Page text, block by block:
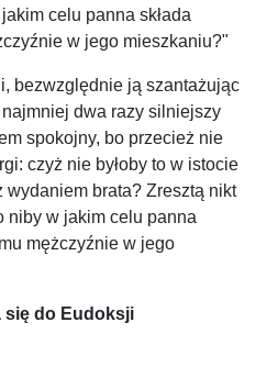
celu panna składa
w jego mieszkaniu?"
bezwzględnie ją szantażując
dwa razy silniejszy
spokojny, bo przecież nie
czyż nie byłoby to w istocie
wydaniem brata? Zresztą nikt
niby w jakim celu panna
mężczyźnie w jego
się do Eudoksji